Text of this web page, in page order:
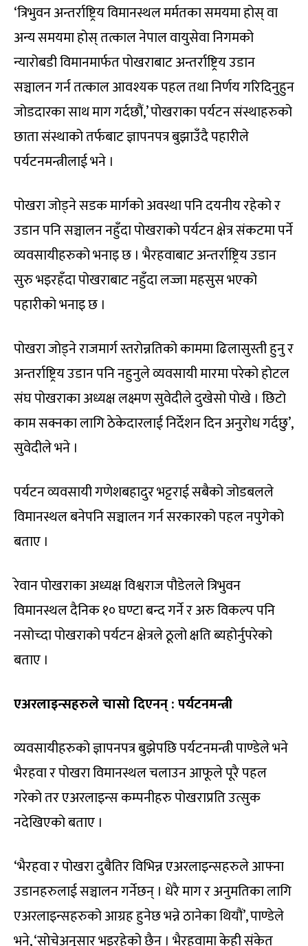
‘त्रिभुवन अन्तर्राष्ट्रिय विमानस्थल मर्मतका समयमा होस् वा
अन्य समयमा होस् तत्काल नेपाल वायुसेवा निगमको
न्यारोबडी विमानमार्फत पोखराबाट अन्तर्राष्ट्रिय उडान
सञ्चालन गर्न तत्काल आवश्यक पहल तथा निर्णय गरिदिनुहुन
जोडदारका साथ माग गर्दछौं,’ पोखराका पर्यटन संस्थाहरुको
छाता संस्थाको तर्फबाट ज्ञापनपत्र बुझाउँदै पहारीले
पर्यटनमन्त्रीलाई भने ।
पोखरा जोड्ने सडक मार्गको अवस्था पनि दयनीय रहेको र
उडान पनि सञ्चालन नहुँदा पोखराको पर्यटन क्षेत्र संकटमा पर्ने
व्यवसायीहरुको भनाइ छ । भैरहवाबाट अन्तर्राष्ट्रिय उडान
सुरु भइरहँदा पोखराबाट नहुँदा लज्जा महसुस भएको
पहारीको भनाइ छ ।
पोखरा जोड्ने राजमार्ग स्तरोन्नतिको काममा ढिलासुस्ती हुनु र
अन्तर्राष्ट्रिय उडान पनि नहुनुले व्यवसायी मारमा परेको होटल
संघ पोखराका अध्यक्ष लक्ष्मण सुवेदीले दुखेसो पोखे । छिटो
काम सक्नका लागि ठेकेदारलाई निर्देशन दिन अनुरोध गर्दछु’,
सुवेदीले भने ।
पर्यटन व्यवसायी गणेशबहादुर भट्टराई सबैको जोडबलले
विमानस्थल बनेपनि सञ्चालन गर्न सरकारको पहल नपुगेको
बताए ।
रेवान पोखराका अध्यक्ष विश्वराज पौडेलले त्रिभुवन
विमानस्थल दैनिक १० घण्टा बन्द गर्ने र अरु विकल्प पनि
नसोच्दा पोखराको पर्यटन क्षेत्रले ठूलो क्षति ब्यहोर्नुपरेको
बताए ।
एअरलाइन्सहरुले चासो दिएनन् : पर्यटनमन्त्री
व्यवसायीहरुको ज्ञापनपत्र बुझेपछि पर्यटनमन्त्री पाण्डेले भने
भैरहवा र पोखरा विमानस्थल चलाउन आफूले पूरै पहल
गरेको तर एअरलाइन्स कम्पनीहरु पोखराप्रति उत्सुक
नदेखिएको बताए ।
‘भैरहवा र पोखरा दुबैतिर विभिन्न एअरलाइन्सहरुले आफ्ना
उडानहरुलाई सञ्चालन गर्नेछन् । धेरै माग र अनुमतिका लागि
एअरलाइन्सहरुको आग्रह हुनेछ भन्ने ठानेका थियौं’, पाण्डेले
भने, ‘सोचेअनुसार भइरहेको छैन । भैरहवामा केही संकेत